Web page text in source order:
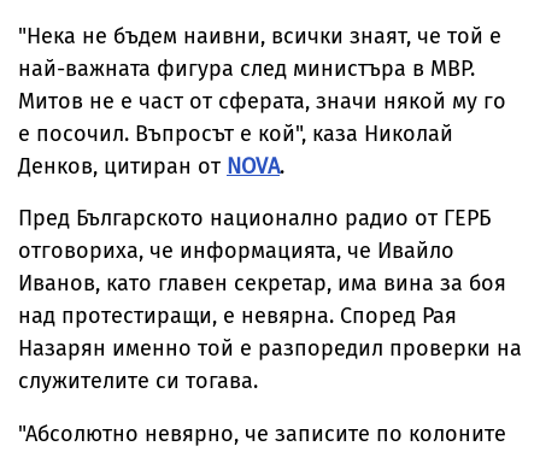
"Нека не бъдем наивни, всички знаят, че той е
най-важната фигура след министъра в МВР.
Митов не е част от сферата, значи някой му го
е посочил. Въпросът е кой", каза Николай
Денков, цитиран от NOVA.
Пред Българското национално радио от ГЕРБ
отговориха, че информацията, че Ивайло
Иванов, като главен секретар, има вина за боя
над протестиращи, е невярна. Според Рая
Назарян именно той е разпоредил проверки на
служителите си тогава.
"Абсолютно невярно, че записите по колоните